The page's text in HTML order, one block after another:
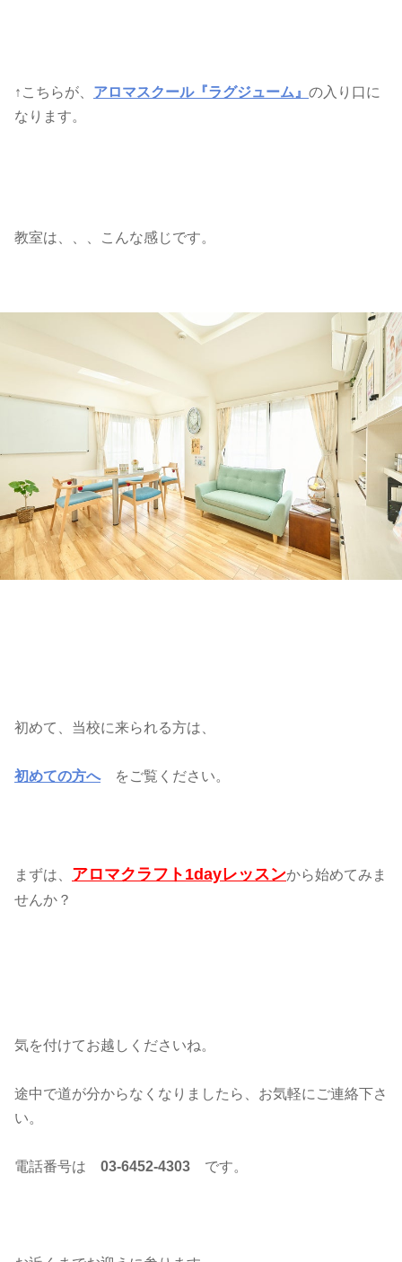
↑こちらが、 アロマスクール『ラグジューム』 の入り口に
なります。
教室は、、、こんな感じです。
初めて、当校に来られる方は、
初めての方へをご覧ください。
まずは、 アロマクラフト1dayレッスンから始めてみま
せんか？
気を付けてお越しくださいね。
途中で道が分からなくなりましたら、お気軽にご連絡下さ
い。
電話番号は 03-6452-4303 です。